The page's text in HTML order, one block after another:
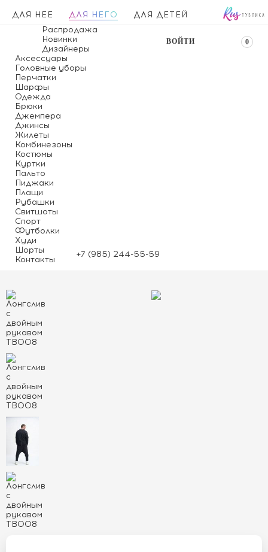
ДЛЯ НЕЕ ДЛЯ НЕГО ДЛЯ ДЕТЕЙ
0
ВОЙТИ
+7 (985) 244-55-59
Распродажа
Новинки
Дизайнеры
Аксессуары
Головные уборы
Перчатки
Шарфы
Одежда
Брюки
Джемпера
Джинсы
Жилеты
Комбинезоны
Костюмы
Куртки
Пальто
Пиджаки
Плащи
Рубашки
Свитшоты
Спорт
Футболки
Худи
Шорты
Контакты